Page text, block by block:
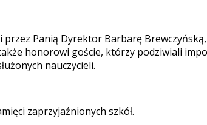
Panią Dyrektor Barbarę
honorowi goście, którzy podziwiali
nauczycieli.
zaprzyjaźnionych szkół.